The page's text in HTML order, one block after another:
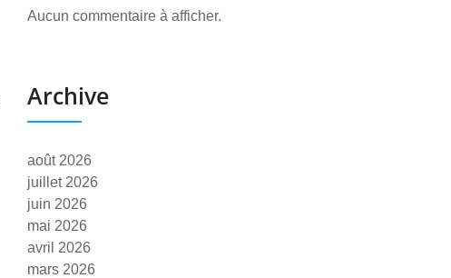
Aucun commentaire à afficher.
Archive
août 2026
juillet 2026
juin 2026
mai 2026
avril 2026
mars 2026